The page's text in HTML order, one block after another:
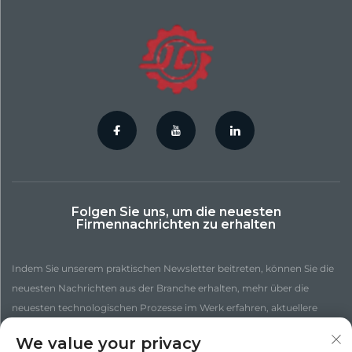
Folgen Sie uns, um die neuesten
Firmennachrichten zu erhalten
Indem Sie unserem praktischen Newsletter beitreten, können Sie die
neuesten Nachrichten aus der Branche erhalten, mehr über die
neuesten technologischen Prozesse im Werk erfahren, aktuellere
We value your privacy